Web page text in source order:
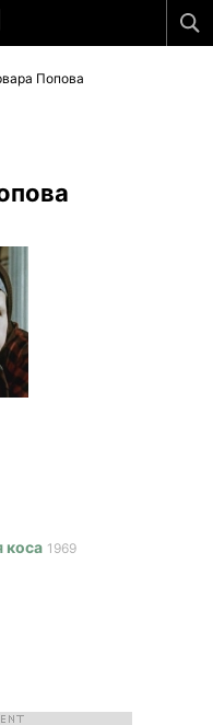
Попова
коса 1969